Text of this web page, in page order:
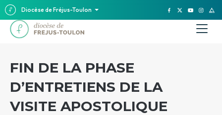
Diocèse de Fréjus-Toulon
FIN DE LA PHASE
D’ENTRETIENS DE LA
VISITE APOSTOLIQUE